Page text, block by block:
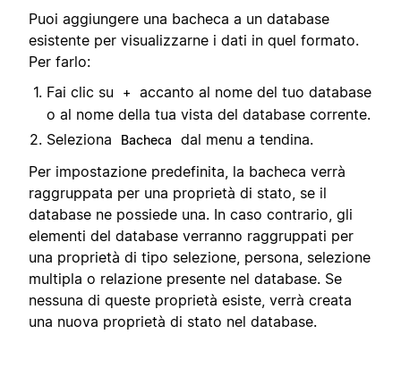
Puoi aggiungere una bacheca a un database
esistente per visualizzarne i dati in quel formato.
Per farlo:
Fai clic su
+
accanto al nome del tuo database
o al nome della tua vista del database corrente.
Seleziona
Bacheca
dal menu a tendina.
Per impostazione predefinita, la bacheca verrà
raggruppata per una proprietà di stato, se il
database ne possiede una. In caso contrario, gli
elementi del database verranno raggruppati per
una proprietà di tipo selezione, persona, selezione
multipla o relazione presente nel database. Se
nessuna di queste proprietà esiste, verrà creata
una nuova proprietà di stato nel database.